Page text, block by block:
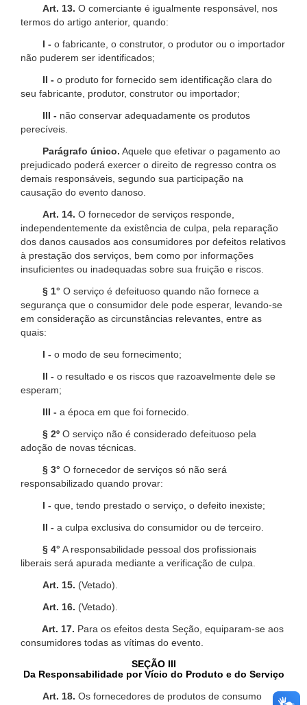
Art. 13. O comerciante é igualmente responsável, nos
termos do artigo anterior, quando:
I - o fabricante, o construtor, o produtor ou o importador
não puderem ser identificados;
II - o produto for fornecido sem identificação clara do
seu fabricante, produtor, construtor ou importador;
III - não conservar adequadamente os produtos
perecíveis.
Parágrafo único. Aquele que efetivar o pagamento ao
prejudicado poderá exercer o direito de regresso contra os
demais responsáveis, segundo sua participação na
causação do evento danoso.
Art. 14. O fornecedor de serviços responde,
independentemente da existência de culpa, pela reparação
dos danos causados aos consumidores por defeitos relativos
à prestação dos serviços, bem como por informações
insuficientes ou inadequadas sobre sua fruição e riscos.
§ 1° O serviço é defeituoso quando não fornece a
segurança que o consumidor dele pode esperar, levando-se
em consideração as circunstâncias relevantes, entre as
quais:
I - o modo de seu fornecimento;
II - o resultado e os riscos que razoavelmente dele se
esperam;
III - a época em que foi fornecido.
§ 2º O serviço não é considerado defeituoso pela
adoção de novas técnicas.
§ 3° O fornecedor de serviços só não será
responsabilizado quando provar:
I - que, tendo prestado o serviço, o defeito inexiste;
II - a culpa exclusiva do consumidor ou de terceiro.
§ 4° A responsabilidade pessoal dos profissionais
liberais será apurada mediante a verificação de culpa.
Art. 15. (Vetado).
Art. 16. (Vetado).
Art. 17. Para os efeitos desta Seção, equiparam-se aos
consumidores todas as vítimas do evento.
SEÇÃO III
Da Responsabilidade por Vício do Produto e do Serviço
Art. 18. Os fornecedores de produtos de consumo